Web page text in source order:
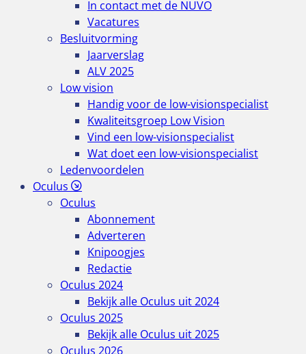
In contact met de NUVO
Vacatures
Besluitvorming
Jaarverslag
ALV 2025
Low vision
Handig voor de low-visionspecialist
Kwaliteitsgroep Low Vision
Vind een low-visionspecialist
Wat doet een low-visionspecialist
Ledenvoordelen
Oculus
Oculus
Abonnement
Adverteren
Knipoogjes
Redactie
Oculus 2024
Bekijk alle Oculus uit 2024
Oculus 2025
Bekijk alle Oculus uit 2025
Oculus 2026